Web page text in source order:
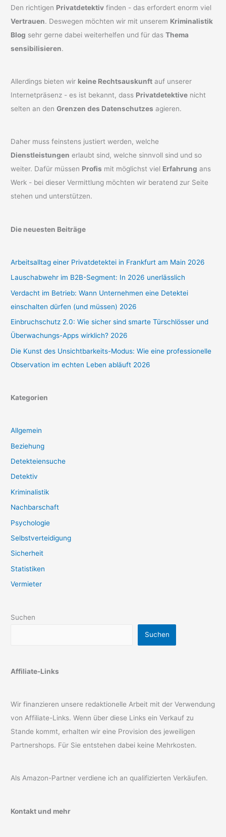
Den richtigen Privatdetektiv finden - das erfordert enorm viel
Vertrauen. Deswegen möchten wir mit unserem Kriminalistik
Blog sehr gerne dabei weiterhelfen und für dasThema
sensibilisieren.
Allerdings bieten wir keine Rechtsauskunft auf unserer
Internetpräsenz - es ist bekannt, dass Privatdetektive nicht
selten an denGrenzen des Datenschutzes agieren.
Daher muss feinstens justiert werden, welche
Dienstleistungen erlaubt sind, welche sinnvoll sind und so
weiter. Dafür müssen Profis mit möglichst viel Erfahrung ans
Werk - bei dieser Vermittlung möchten wir beratend zur Seite
stehen und unterstützen.
Die neuesten Beiträge
Arbeitsalltag einer Privatdetektei in Frankfurt am Main 2026
Lauschabwehr im B2B-Segment: In 2026 unerlässlich
Verdacht im Betrieb: Wann Unternehmen eine Detektei
einschalten dürfen (und müssen) 2026
Einbruchschutz 2.0: Wie sicher sind smarte Türschlösser und
Überwachungs-Apps wirklich? 2026
Die Kunst des Unsichtbarkeits-Modus: Wie eine professionelle
Observation im echten Leben abläuft 2026
Kategorien
Allgemein
Beziehung
Detekteiensuche
Detektiv
Kriminalistik
Nachbarschaft
Psychologie
Selbstverteidigung
Sicherheit
Statistiken
Vermieter
Suchen
Suchen
Affiliate-Links
Wir finanzieren unsere redaktionelle Arbeit mit der Verwendung
von Affiliate-Links. Wenn über diese Links ein Verkauf zu
Stande kommt, erhalten wir eine Provision des jeweiligen
Partnershops. Für Sie entstehen dabei keine Mehrkosten.
Als Amazon-Partner verdiene ich an qualifizierten Verkäufen.
Kontakt und mehr